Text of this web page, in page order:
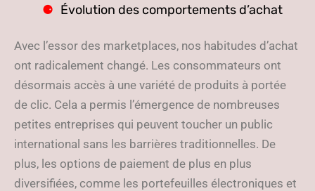
Évolution des comportements d’achat
Avec l’essor des marketplaces, nos habitudes d’achat
ont radicalement changé. Les consommateurs ont
désormais accès à une variété de produits à portée
de clic. Cela a permis l’émergence de nombreuses
petites entreprises qui peuvent toucher un public
international sans les barrières traditionnelles. De
plus, les options de paiement de plus en plus
diversifiées, comme les portefeuilles électroniques et